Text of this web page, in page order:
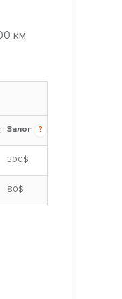
км
Залог ?
300$
80$